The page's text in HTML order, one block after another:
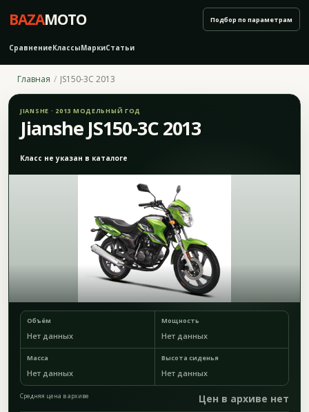
BAZAMOTO
СравнениеКлассыМаркиСтатьи
Подбор по параметрам
Главная JS150-3C 2013
JIANSHE · 2013 МОДЕЛЬНЫЙ ГОД
Jianshe JS150-3C 2013
Класс не указан в каталоге
Объём
Нет данных
Мощность
Нет данных
Масса
Нет данных
Высота сиденья
Нет данных
Средняя цена в архиве Цен в архиве нет